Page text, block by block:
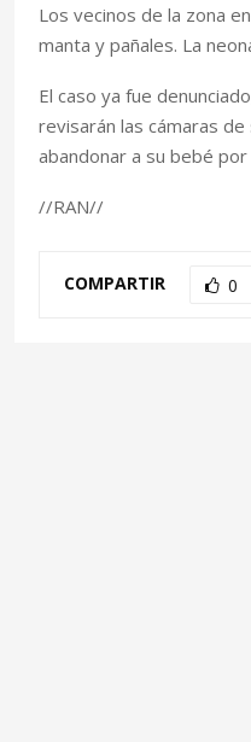
Los vecinos de la zona
manta y pañales. La
El caso ya fue
revisarán las cámaras
abandonar a su bebé
//RAN//
COMPARTIR 0